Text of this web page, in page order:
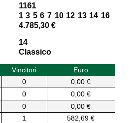
1161
1 3 5 6 7 10 12 13 14 16
4.785,30 €
14
Classico
Vincitori
Euro
0
0,00 €
0
0,00 €
0
0,00 €
1
582,69 €